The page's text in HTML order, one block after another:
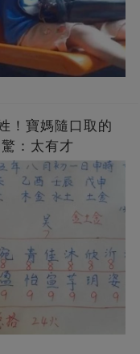
！寶媽隨口取的
：太有才